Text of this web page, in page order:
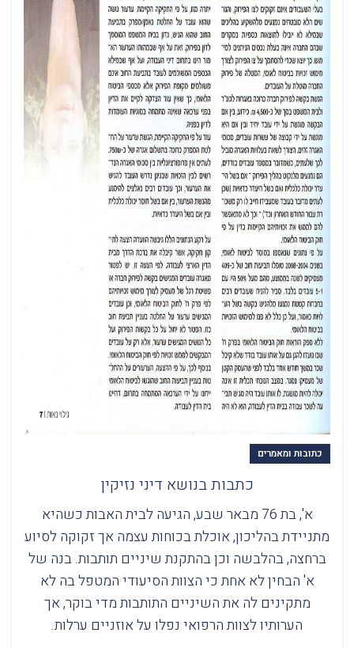
כתובות ומאמרים
כתבות בנושא דיני נזיקין
א', בת 76 מבאר שבע, הגיעה לבית האבות כשהיא
מתניידת בהליכון, אוכלת בכוחות עצמה אך זקוקה לסיוע
ברחצה, בהלבשה וכן בהתקנת שיניים תותבות. בנה של
א' הבחין לא אחת כי הצוות הסיעודי המטפל בה לא
מתקינים לה את השיניים התותבות מדי בוקר, אך
הערותיו לצוות הרפואי נפלו על אוזניים ערלות.